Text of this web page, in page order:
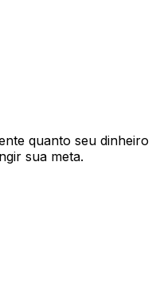
quanto seu dinheiro
sua meta.